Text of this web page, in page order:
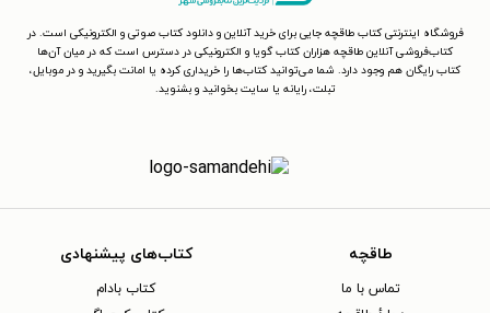
فروشگاه اینترنتی کتاب طاقچه جایی برای خرید آنلاین و دانلود کتاب صوتی و الکترونیکی است. در
کتاب‌فروشی آنلاین طاقچه هزاران کتاب گویا و الکترونیکی در دسترس است که در میان آن‌ها
کتاب رایگان هم وجود دارد. شما می‌توانید کتاب‌ها را خریداری کرده یا امانت بگیرید و در موبایل،
تبلت، رایانه یا سایت بخوانید و بشنوید.
طاقچه
تماس با ما
کتاب‌های پیشنهادی
کتاب بادام